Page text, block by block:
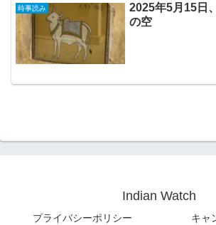
時事読み
2025年5月15日
の空
Indian Watch
プライバシーポリシー
キャ